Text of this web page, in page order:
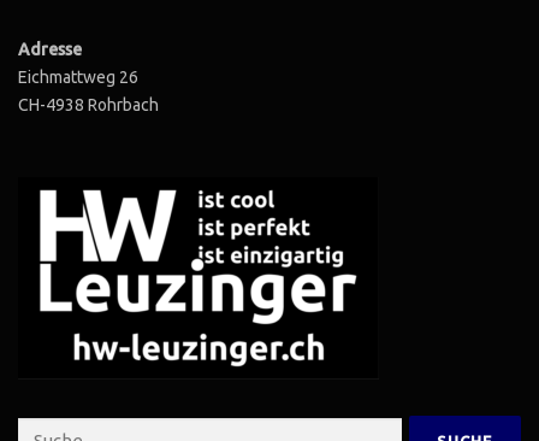
Adresse
Eichmattweg 26
CH-4938 Rohrbach
Suche